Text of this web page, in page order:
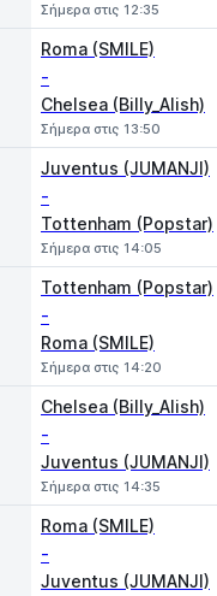
Σήμερα στις 12:35
Roma (SMILE)
-
Chelsea (Billy_Alish)
Σήμερα στις 13:50
Juventus (JUMANJI)
-
Tottenham (Popstar)
Σήμερα στις 14:05
Tottenham (Popstar)
-
Roma (SMILE)
Σήμερα στις 14:20
Chelsea (Billy_Alish)
-
Juventus (JUMANJI)
Σήμερα στις 14:35
Roma (SMILE)
-
Juventus (JUMANJI)